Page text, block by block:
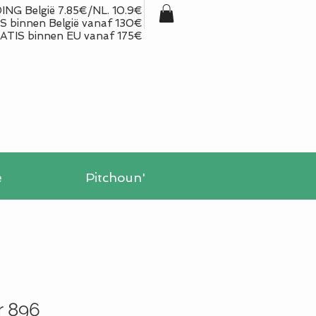
België 7.85€/NL. 10.9€
binnen België vanaf 130€
binnen EU vanaf 175€
Pitchoun'
896